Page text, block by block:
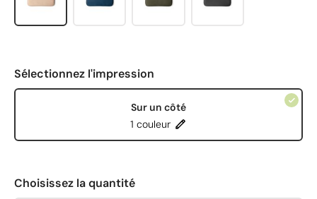
Sélectionnez l'impression
Sur un côté
1 couleur
Choisissez la quantité